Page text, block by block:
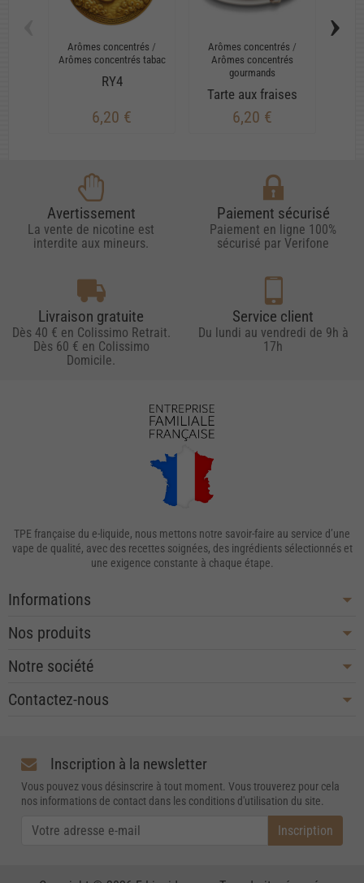
Arômes concentrés /
Arômes concentrés tabac
RY4
6,20 €
Arômes concentrés /
Arômes concentrés
gourmands
Tarte aux fraises
6,20 €
›
Avertissement
La vente de nicotine est
interdite aux mineurs.
Paiement sécurisé
Paiement en ligne 100%
sécurisé par Verifone
Livraison gratuite
Dès 40 € en Colissimo Retrait.
Dès 60 € en Colissimo
Domicile.
Service client
Du lundi au vendredi de 9h à
17h
TPE française du e-liquide, nous mettons notre savoir-faire au service d’une
vape de qualité, avec des recettes soignées, des ingrédients sélectionnés et
une exigence constante à chaque étape.
Informations
Nos produits
Notre société
Contactez-nous
Inscription à la newsletter
Vous pouvez vous désinscrire à tout moment. Vous trouverez pour cela
nos informations de contact dans les conditions d'utilisation du site.